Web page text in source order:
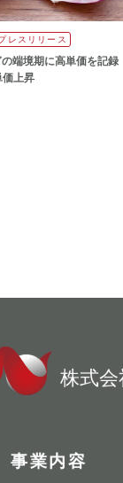
レスリリース
端境期に高単価を記
価上昇
株式
事業内容